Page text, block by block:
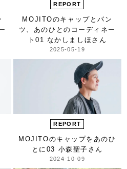
REPORT
MOJITOのキャップとパン
ツ、 あのひとのコーディネー
ト01 なかしましほさん
2025-05-19
REPORT
MOJITOのキャップをあのひ
とに 03 小森聖子さん
2024-10-09